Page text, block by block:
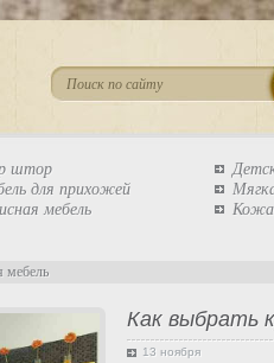
штор
для прихожей
мебель
мебель
Как выбрать
13 ноября